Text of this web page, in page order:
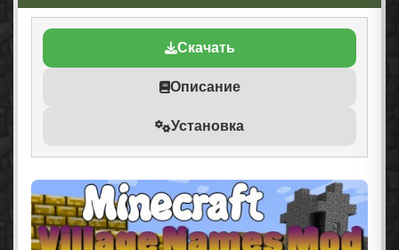
Скачать
Описание
Установка